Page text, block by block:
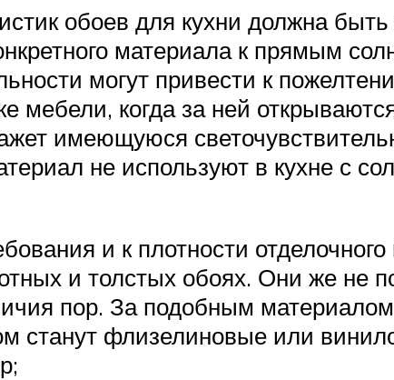
обоев для кухни должна
материала к прямым
могут привести к
мебели, когда за ней
имеющуюся
не используют в кухне с
и к плотности
и толстых обоях. Они же не
пор. За подобным
станут флизелиновые или